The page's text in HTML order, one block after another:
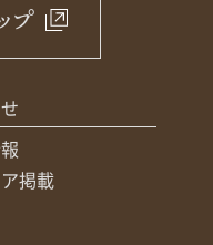
プ
掲載